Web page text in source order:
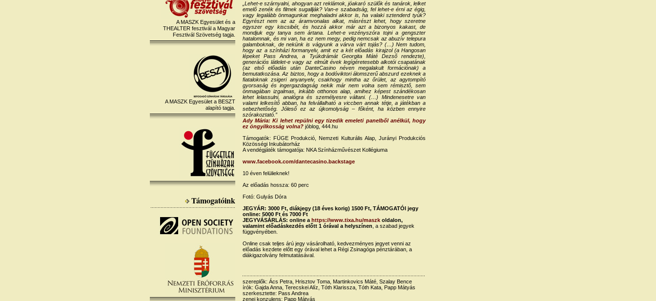
A MASZK Egyesület és a
THEALTER fesztivál a Magyar
Fesztivál Szövetség tagja.
A MASZK Egyesület a BESZT
alapító tagja.
Támogatóink
„Lehet-e szárnyalni, ahogyan azt reklámok, jóakaró szülők és tanárok, lelket
emelő zenék és filmek sugallják? Van-e szabadság, fel lehet-e érni az égig,
vagy legalább önmagunkat meghaladni akkor is, ha valaki sztenderd tyúk?
Egyrészt nem az az áramvonalas alkat, másrészt lehet, hogy szeretne
egyszer egy kiscsibét, és hozzá akkor már azt a bizonyos kakast, de
mondjuk egy tanya sem ártana. Lehet-e vezényszóra tojni a gengszter
hatalomnak, és mi van, ha ez nem megy, pedig nemcsak az abuzív telepura
galamboknak, de nekünk is vágyunk a várva várt tojás? (…) Nem tudom,
hogy az a színházi formanyelv, amit ez a két előadás kirajzol (a Hangosan
lépeket Pass Andrea, a Tyúkdrámát Georgita Máté Dezső rendezte),
generációs látlelet-e vagy az elmúlt évek legígéretesebb alkotói csapatának
(az első előadás után DanteCasino néven megalakult formációnak) a
bemutatkozása. Az biztos, hogy a bodóviktori álomszerű abszurd ezeknek a
fiataloknak zsigeri anyanyelv, csakhogy mintha az őrület, az agytompító
gyorsaság és ingergazdagság nekik már nem volna sem rémisztő, sem
önmagában izgalmas, inkább otthonos alap, amihez képest szándékosan
lehet lelassulni, analógra és személyesre váltani. (…) Mindenesetre van
valami lelkesítő abban, ha felvállalható a viccben annak tétje, a játékban a
sebezhetőség. Jóleső ez az újkomolyság – főként, ha közben ennyire
szórakoztató.”
Ady Mária: Ki lehet repülni egy tizedik emeleti panelből anélkül, hogy
ez öngyilkosság volna? jóblog, 444.hu
Támogatók: FÜGE Produkció, Nemzeti Kulturális Alap, Jurányi Produkciós
Közösségi Inkubátorház
A vendégjáték támogatója: NKA Színházművészet Kollégiuma
www.facebook.com/dantecasino.backstage
10 éven felülieknek!
Az előadás hossza: 60 perc
Fotó: Gulyás Dóra
JEGYÁR: 3000 Ft, diákjegy (18 éves korig) 1500 Ft, TÁMOGATÓI jegy
online: 5000 Ft és 7000 Ft
JEGYVÁSÁRLÁS: online a https://www.tixa.hu/maszk oldalon,
valamint előadáskezdés előtt 1 órával a helyszínen , a szabad jegyek
függvényében.
Online csak teljes árú jegy vásárolható, kedvezményes jegyet venni az
előadás kezdete előtt egy órával lehet a Régi Zsinagóga pénztárában, a
diákigazolvány felmutatásával.
szereplők: Ács Petra, Hrisztov Toma, Martinkovics Máté, Szalay Bence
írók: Gajda Anna, Terecskei Alíz, Tóth Klarissza, Tóth Kata, Papp Mátyás
szerkesztette: Pass Andrea
zenei konzulens: Papp Mátyás